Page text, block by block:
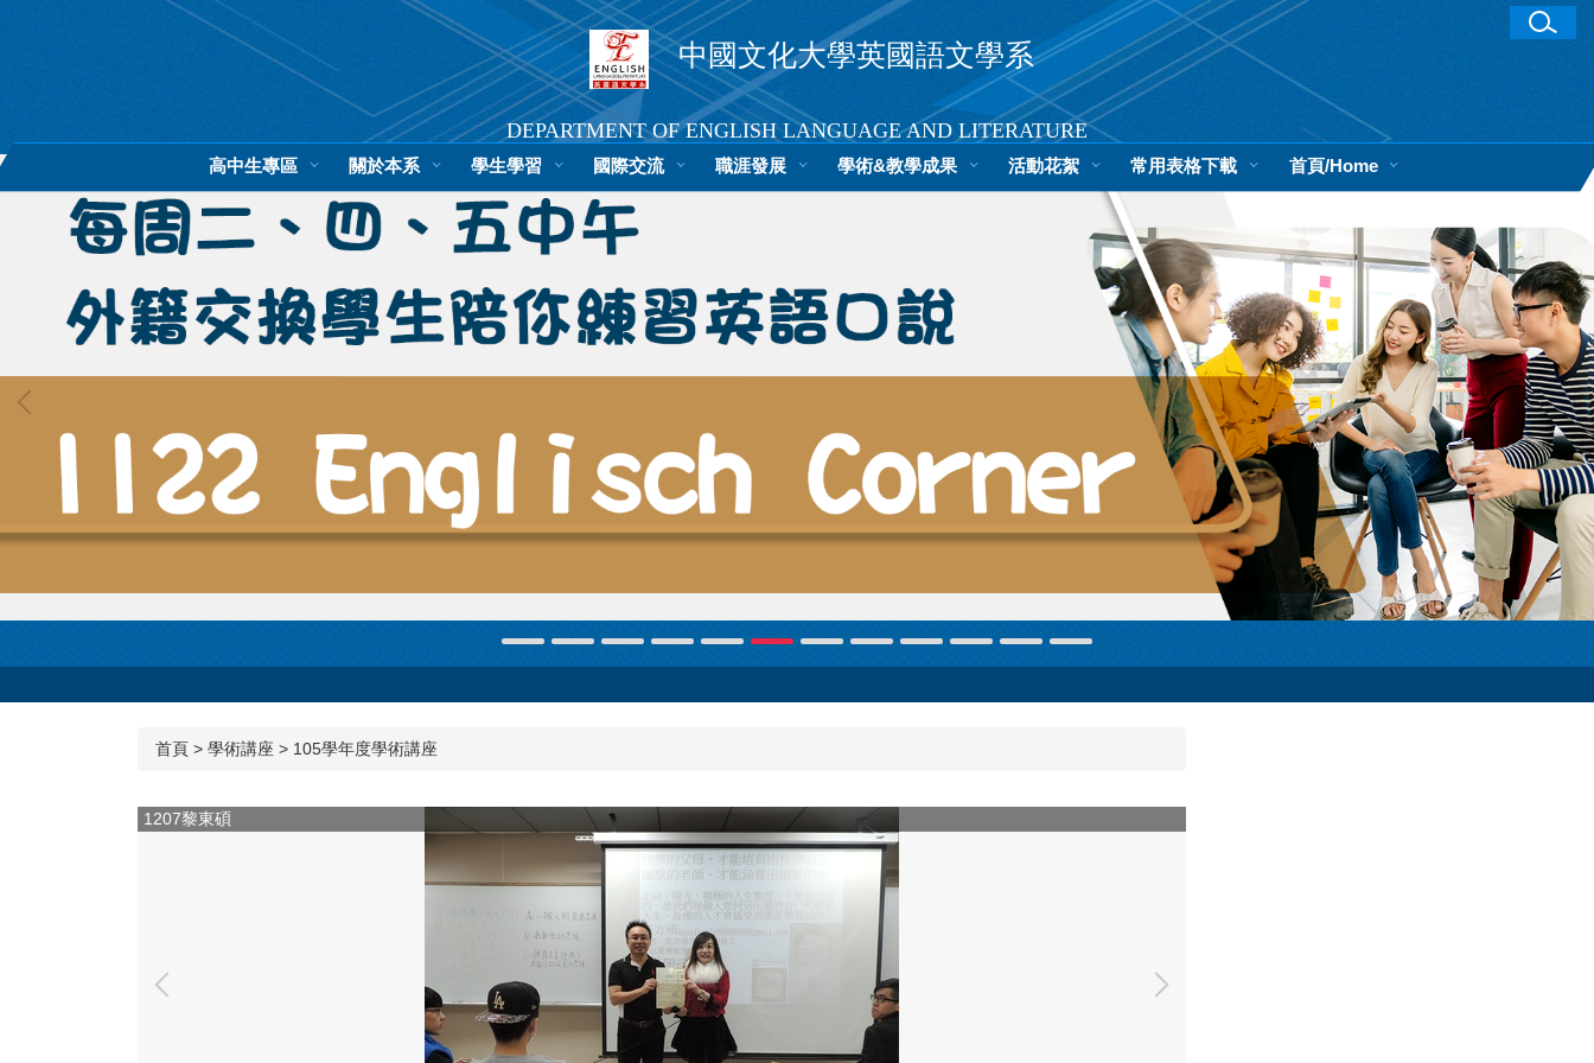
容
中國文化大學英國語文學系
DEPARTMENT OF ENGLISH LANGUAGE AND LITERATURE
文大首頁 中文版
高中生專區 關於本系 學生學習 國際交流 職涯發展 學術&教學成果 活動花絮 常用表格下載 首頁/Home
首頁 > 學術講座 > 105學年度學術講座
1207黎東碩